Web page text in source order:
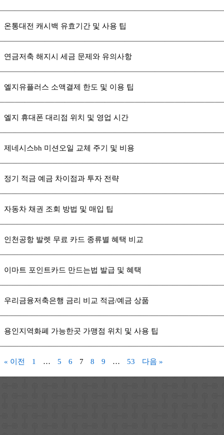
온통대전 캐시백 유효기간 및 사용 팁
연금저축 해지시 세금 문제와 유의사항
엘지유플러스 소액결제 한도 및 이용 팁
엘지 휴대폰 대리점 위치 및 영업 시간
제네시스bh 미션오일 교체 주기 및 비용
정기 적금 예금 차이점과 투자 전략
자동차 채권 조회 방법 및 매입 팁
인천공항 발렛 무료 카드 종류별 혜택 비교
이마트 포인트카드 만드는법 발급 및 혜택
우리금융저축은행 금리 비교 적금/예금 상품
용인지역화폐 가능한곳 가맹점 위치 및 사용 팁
« 이전 1 … 5 6 7 8 9 … 53 다음 »